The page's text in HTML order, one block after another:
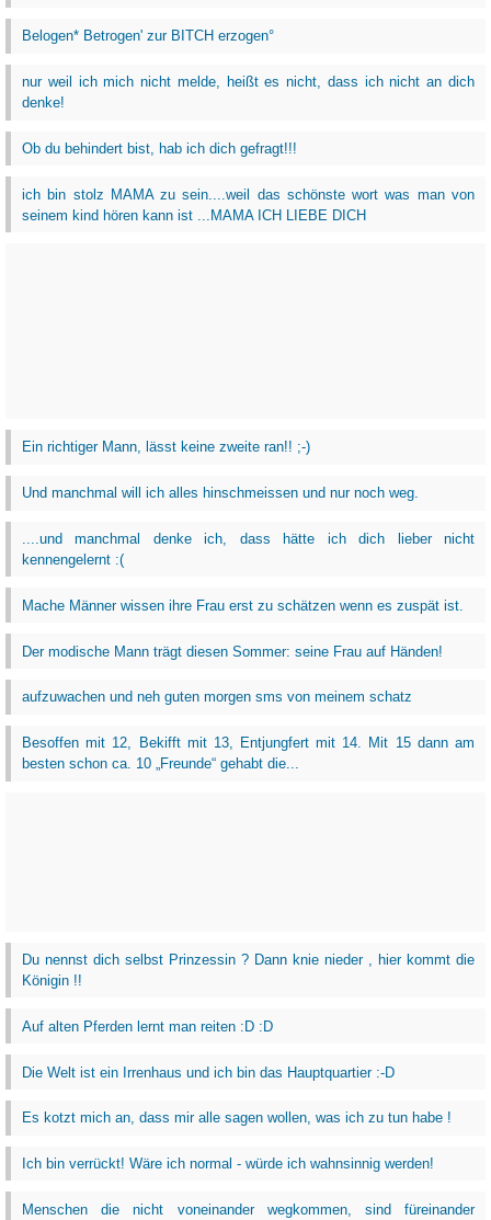
Belogen* Betrogen' zur BITCH erzogen°
nur weil ich mich nicht melde, heißt es nicht, dass ich nicht an dich
denke!
Ob du behindert bist, hab ich dich gefragt!!!
ich bin stolz MAMA zu sein....weil das schönste wort was man von
seinem kind hören kann ist ...MAMA ICH LIEBE DICH
Ein richtiger Mann, lässt keine zweite ran!! ;-)
Und manchmal will ich alles hinschmeissen und nur noch weg.
....und manchmal denke ich, dass hätte ich dich lieber nicht
kennengelernt :(
Mache Männer wissen ihre Frau erst zu schätzen wenn es zuspät ist.
Der modische Mann trägt diesen Sommer: seine Frau auf Händen!
aufzuwachen und neh guten morgen sms von meinem schatz
Besoffen mit 12, Bekifft mit 13, Entjungfert mit 14. Mit 15 dann am
besten schon ca. 10 „Freunde“ gehabt die...
Du nennst dich selbst Prinzessin ? Dann knie nieder , hier kommt die
Königin !!
Auf alten Pferden lernt man reiten :D :D
Die Welt ist ein Irrenhaus und ich bin das Hauptquartier :-D
Es kotzt mich an, dass mir alle sagen wollen, was ich zu tun habe !
Ich bin verrückt! Wäre ich normal - würde ich wahnsinnig werden!
Menschen die nicht voneinander wegkommen, sind füreinander